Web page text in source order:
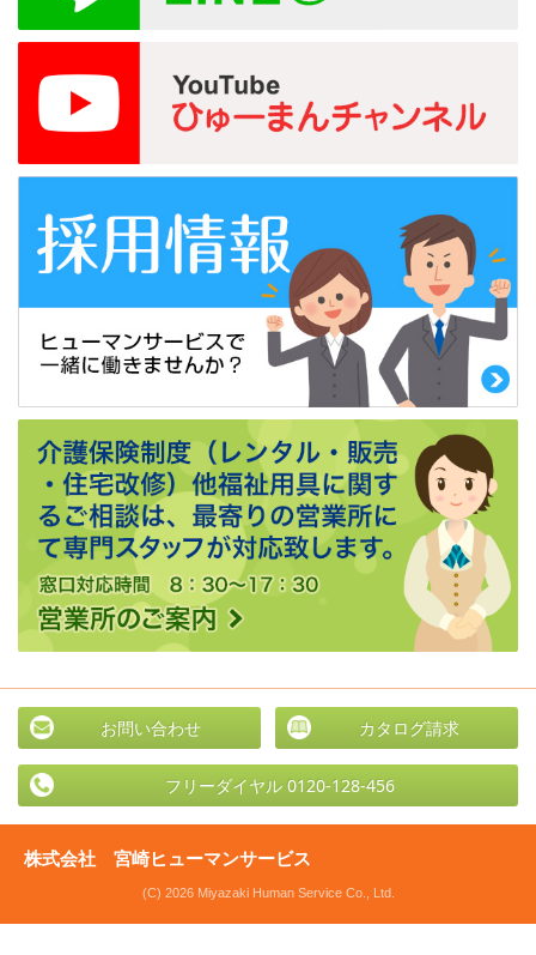
お問い合わせ カタログ請求
フリーダイヤル 0120-128-456
株式会社 宮崎ヒューマンサービス
(C) 2026 Miyazaki Human Service Co., Ltd.